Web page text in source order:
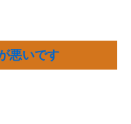
悪いです